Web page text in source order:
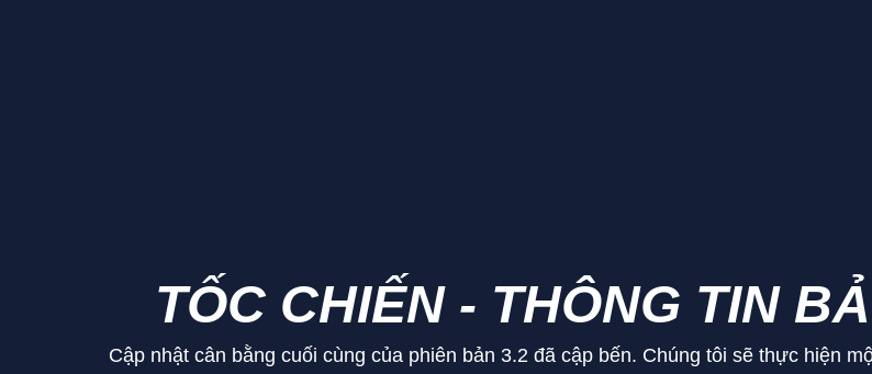
TỐC CHIẾN - THÔNG TIN
Cập nhật cân bằng cuối cùng của phiên bản 3.2 đã cập bến. Chúng tôi sẽ thực hiện